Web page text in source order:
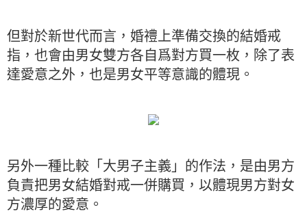
但對於新世代而言，婚禮上準備交換的結婚戒
指，也會由男女雙方各自爲對方買一枚，除了表
達愛意之外，也是男女平等意識的體現。
另外一種比較「大男子主義」的作法，是由男方
負責把男女結婚對戒一併購買，以體現男方對女
方濃厚的愛意。